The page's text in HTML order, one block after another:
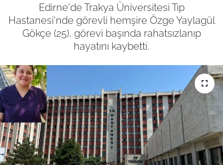
Edirne'de Trakya Üniversitesi Tıp
Hastanesi'nde görevli hemşire Özge Yaylagül
Gökçe (25), görevi başında rahatsızlanıp
hayatını kaybetti.
GÜNDEM
SAĞLIK
EĞİTİM
TARIM VE HAYVANCILIK
KÜLTÜR SANAT